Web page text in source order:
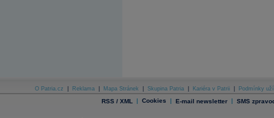
O Patria.cz Reklama Mapa Stránek Skupina Patria Kariéra v Patrii Podmínky
RSS / XML | Cookies | E-mail newsletter | SMS